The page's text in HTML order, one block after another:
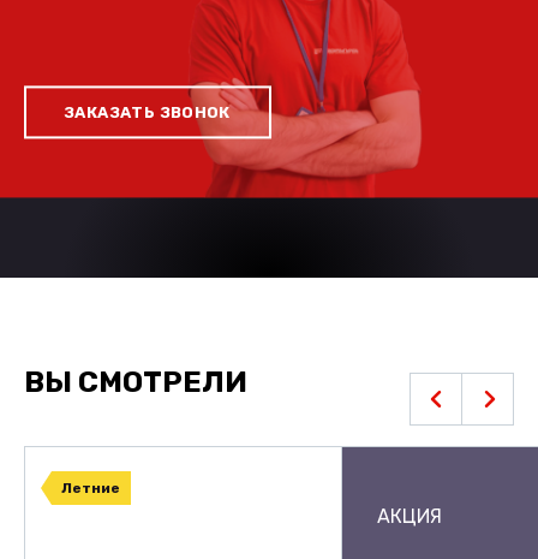
ЗАКАЗАТЬ ЗВОНОК
ВЫ СМОТРЕЛИ
Летние
АКЦИЯ